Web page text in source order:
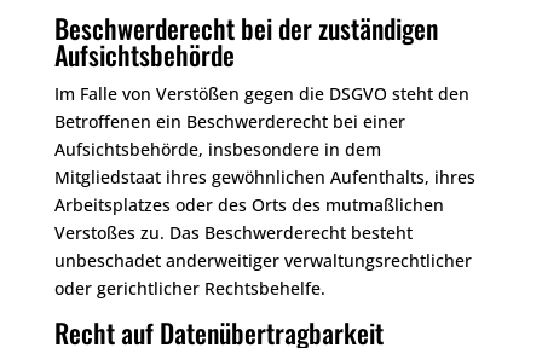
Beschwerde­recht bei der zuständigen
Aufsichts­behörde
Im Falle von Verstößen gegen die DSGVO steht den
Betroffenen ein Beschwerderecht bei einer
Aufsichtsbehörde, insbesondere in dem
Mitgliedstaat ihres gewöhnlichen Aufenthalts, ihres
Arbeitsplatzes oder des Orts des mutmaßlichen
Verstoßes zu. Das Beschwerderecht besteht
unbeschadet anderweitiger verwaltungsrechtlicher
oder gerichtlicher Rechtsbehelfe.
Recht auf Daten­übertrag­barkeit